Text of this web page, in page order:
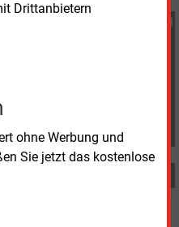
Drittanbietern
ohne Werbung und
Sie jetzt das kostenlose